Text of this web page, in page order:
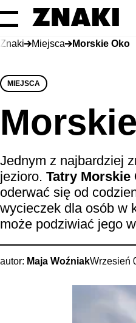
Znaki Miejsca Morskie Oko
MIEJSCA
Jednym z najbardziej
jezioro. Tatry
oderwać się od
wycieczek dla osób w
może podziwiać jego
autor: Maja WoźniakWrzesień